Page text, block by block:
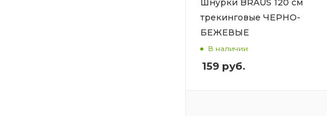
Шнурки BRAUS 120 см
трекинговые ЧЕРНО-
БЕЖЕВЫЕ
В наличии
159 руб.